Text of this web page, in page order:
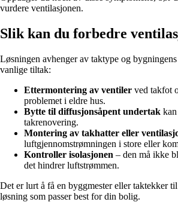
vurdere ventilasjonen.
Slik kan du forbedre
Løsningen avhenger av taktype og
vanlige tiltak:
Ettermontering av ventiler ved takfot
problemet i eldre hus.
Bytte til diffusjonsåpent undertak
takrenovering.
Montering av takhatter eller
luftgjennomstrømningen i store eller
Kontroller isolasjonen – den må ikke
det hindrer luftstrømmen.
Det er lurt å få en byggmester eller taktekker
løsning som passer best for din bolig.